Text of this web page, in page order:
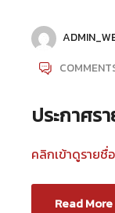
ประกาศร
คลิกเข้าดูรายชื่
Read More